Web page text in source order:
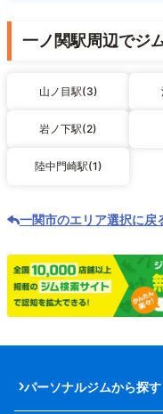
一ノ関駅周辺でジ
山ノ目駅(3)
岩ノ下駅(2)
陸中門崎駅(1)
一関市のエリア選択に戻
パーソナルジムから探す